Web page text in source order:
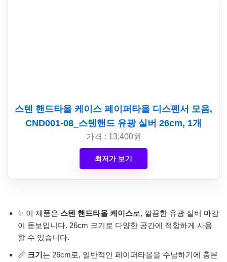
스텐 핸드타올 케이스 페이퍼타올 디스펜서 모음,
CND001-08_스텐핸드 유광 실버 26cm, 1개
가격 : 13,400원
최저가 보기
✨ 이 제품은 스텐 핸드타올 케이스로, 깔끔한 유광 실버 마감
이 돋보입니다. 26cm 크기로 다양한 공간에 적합하게 사용
할 수 있습니다.
📏 크기는 26cm로, 일반적인 페이퍼타올을 수납하기에 충분